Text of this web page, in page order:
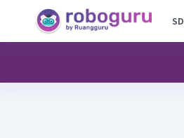
SD